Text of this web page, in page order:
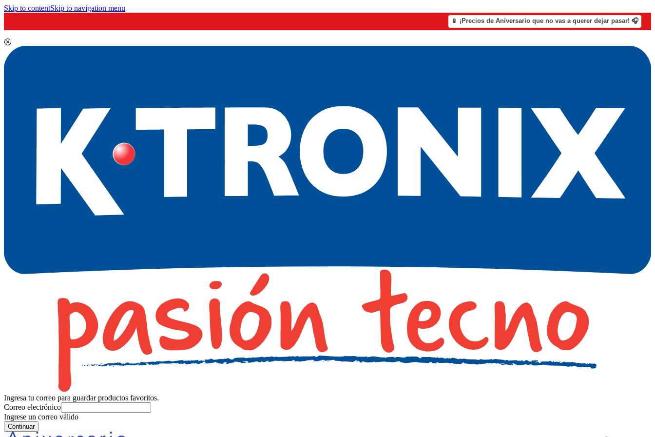
Skip to contentSkip to navigation menu
📱 ¡Precios de Aniversario que no vas a querer dejar pasar! 🎧
Ingresa tu correo para guardar productos favoritos.
Correo electrónico
Ingrese un correo válido
Continuar